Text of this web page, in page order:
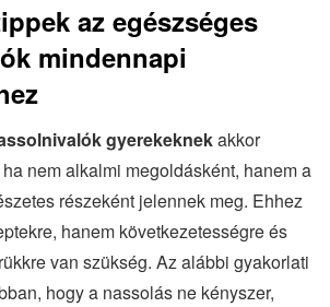
az egészséges
mindennapi
gyerekeknekakkor
nem alkalmi megoldásként, hanem a
részeként jelennek meg. Ehhez
hanem következetességre és
van szükség. Az alábbi gyakorlati
hogy a nassolás ne kényszer,